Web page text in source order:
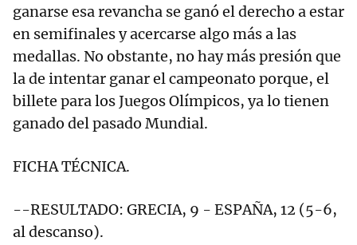
ganarse esa revancha se ganó el derecho a estar
en semifinales y acercarse algo más a las
medallas. No obstante, no hay más presión que
la de intentar ganar el campeonato porque, el
billete para los Juegos Olímpicos, ya lo tienen
ganado del pasado Mundial.
FICHA TÉCNICA.
--RESULTADO: GRECIA, 9 - ESPAÑA, 12 (5-6,
al descanso).